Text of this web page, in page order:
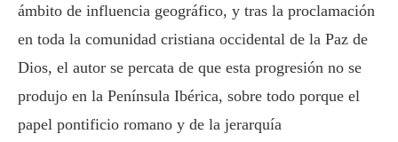
ámbito de influencia geográfico, y tras la proclamación
en toda la comunidad cristiana occidental de la Paz de
Dios, el autor se percata de que esta progresión no se
produjo en la Península Ibérica, sobre todo porque el
papel pontificio romano y de la jerarquía